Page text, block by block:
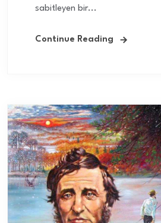
sabitleyen bir...
Continue Reading